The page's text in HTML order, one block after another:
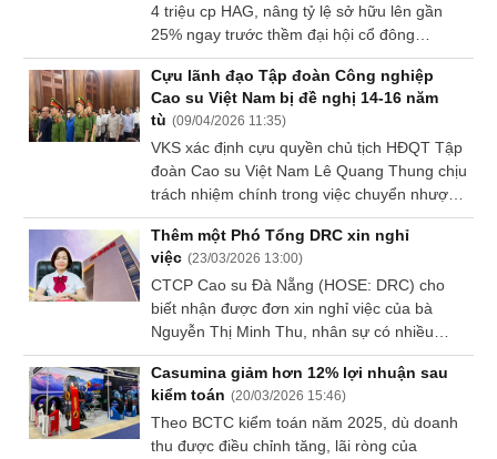
4 triệu cp HAG, nâng tỷ lệ sở hữu lên gần
25% ngay trước thềm đại hội cổ đông
thường niên 2026 của CTCP Hoàng Anh Gia
Lai (HAGL, HOSE: HAG).
Cựu lãnh đạo Tập đoàn Công nghiệp
Cao su Việt Nam bị đề nghị 14-16 năm
tù (09/04/2026 11:35)
VKS xác định cựu quyền chủ tịch HĐQT Tập
đoàn Cao su Việt Nam Lê Quang Thung chịu
trách nhiệm chính trong việc chuyển nhượng
khu đất 39 Bến Vân Đồn trái quy định.
Thêm một Phó Tổng DRC xin nghỉ
việc (23/03/2026 13:00)
CTCP Cao su Đà Nẵng (HOSE: DRC) cho
biết nhận được đơn xin nghỉ việc của bà
Nguyễn Thị Minh Thu, nhân sự có nhiều
năm gắn bó và hiện đang giữ chức Phó
Tổng Giám đốc. Động thái này diễn ra không
lâu sau khi DRC miễn nhiệm một Phó Tổng
Giám đốc khác là ông Hà Phước Lộc.
Casumina giảm hơn 12% lợi nhuận sau
kiểm toán (20/03/2026 15:46)
Theo BCTC kiểm toán năm 2025, dù doanh
thu được điều chỉnh tăng, lãi ròng của
tài
chính